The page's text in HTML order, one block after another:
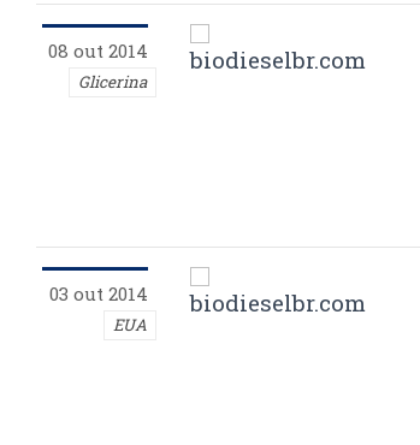
08 out 2014
Glicerina
03 out 2014
EUA